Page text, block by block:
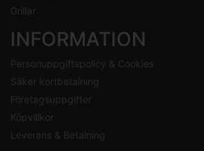
Grillar
INFORMATION
Personuppgiftspolicy & Cookies
Säker kortbetalning
Företagsuppgifter
Köpvillkor
Leverans & Betalning